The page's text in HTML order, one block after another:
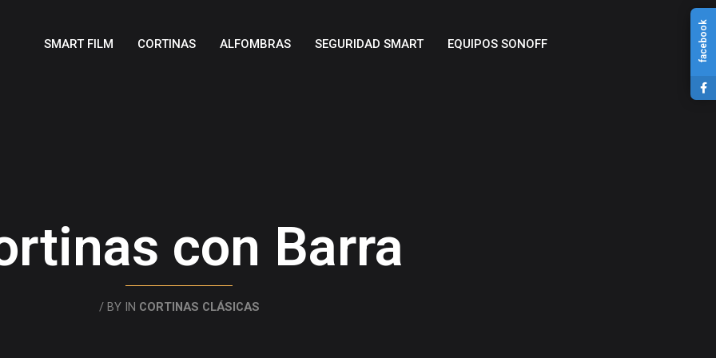
SMART FILM CORTINAS ALFOMBRAS SEGURIDAD SMART EQUIPOS SONOFF
con Barra
/ BY IN CORTINAS CLÁSICAS
facebook